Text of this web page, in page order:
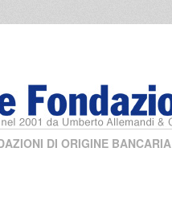
DI ORIGINE BANCARIA